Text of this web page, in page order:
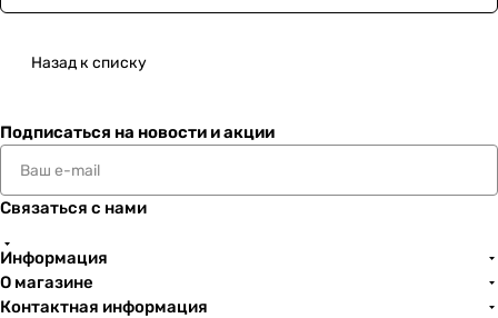
Назад к списку
Подписаться на новости и акции
Связаться с нами
Информация
О магазине
Контактная информация